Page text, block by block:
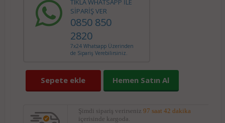
TIKLA WHATSAPP İLE
SİPARİŞ VER
0850 850
2820
7x24 Whatsapp Üzerinden
de Sipariş Verebilirsiniz.
Sepete ekle Hemen Satın Al
Şimdi sipariş verirseniz 97 saat 42 dakika
içerisinde kargoda.